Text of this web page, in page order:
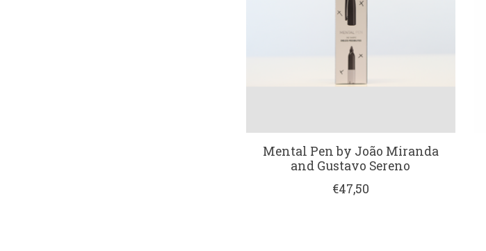
Mental Pen by João Miranda
and Gustavo Sereno
€47,50